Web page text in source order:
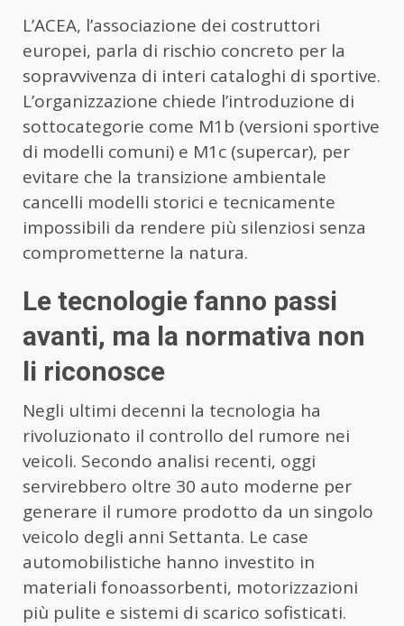
L’ACEA, l’associazione dei costruttori
europei, parla di rischio concreto per la
sopravvivenza di interi cataloghi di sportive.
L’organizzazione chiede l’introduzione di
sottocategorie come M1b (versioni sportive
di modelli comuni) e M1c (supercar), per
evitare che la transizione ambientale
cancelli modelli storici e tecnicamente
impossibili da rendere più silenziosi senza
comprometterne la natura.
Le tecnologie fanno passi
avanti, ma la normativa non
li riconosce
Negli ultimi decenni la tecnologia ha
rivoluzionato il controllo del rumore nei
veicoli. Secondo analisi recenti, oggi
servirebbero oltre 30 auto moderne per
generare il rumore prodotto da un singolo
veicolo degli anni Settanta. Le case
automobilistiche hanno investito in
materiali fonoassorbenti, motorizzazioni
più pulite e sistemi di scarico sofisticati.